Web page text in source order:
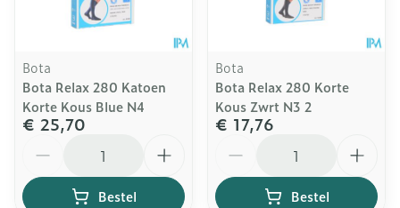
Bota
Bota Relax 280 Katoen
Korte Kous Blue N4
€ 25,70
Bestel
Bota
Bota Relax 280 Korte
Kous Zwrt N3 2
€ 17,76
Bestel